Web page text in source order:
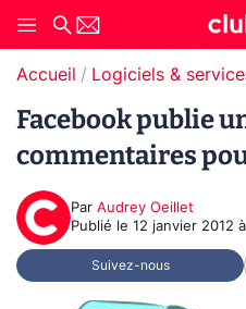
Accueil Logiciels &
Facebook publie
commentaires
Par Audrey Oeillet
Publié le 12 janvier 2012
Suivez-nous